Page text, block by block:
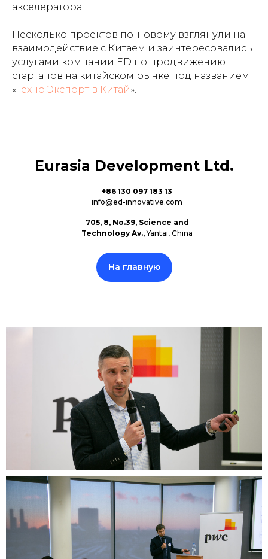
акселератора.
Несколько проектов по-новому взглянули на
взаимодействие с Китаем и заинтересовались
услугами компании ED по продвижению
стартапов на китайском рынке под названием
«Техно Экспорт в Китай».
Eurasia Development Ltd.
+86 130 097 183 13
info@ed-innovative.com
705, 8, No.39, Science and
Technology Av.,Yantai, China
На главную